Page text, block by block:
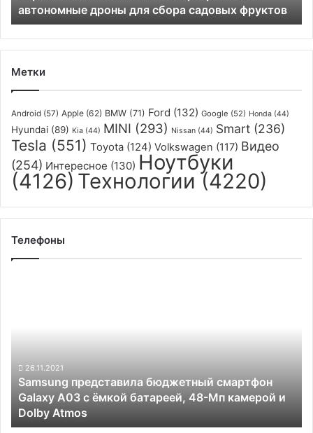
фруктов
автономные дроны для сбора садовых фруктов
Метки
Android (57) Apple (62) BMW (71) Ford (132) Google (52) Honda (44)
Hyundai (89) Kia (44) MINI (293) Nissan (44) Smart (236)
Tesla (551) Toyota (124) Volkswagen (117) Видео
(254) Интересное (130) Ноутбуки
(4126) Технологии (4220)
Телефоны
ёмкой
батареей,
48-
Мп
26.11.2021
Samsung представила бюджетный смартфон
Galaxy A03 с ёмкой батареей, 48-Мп камерой и
Dolby Atmos